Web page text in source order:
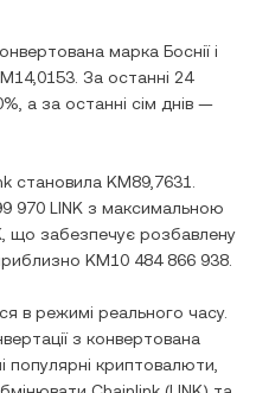
марка Боснії і
. За останні 24
, а за останні сім днів —
становила KM89,7631
970 LINK з максимальною
, що забезпечує розбавлену
KM10 484 866 938
в режимі реального часу.
з конвертована
популярні криптовалюти,